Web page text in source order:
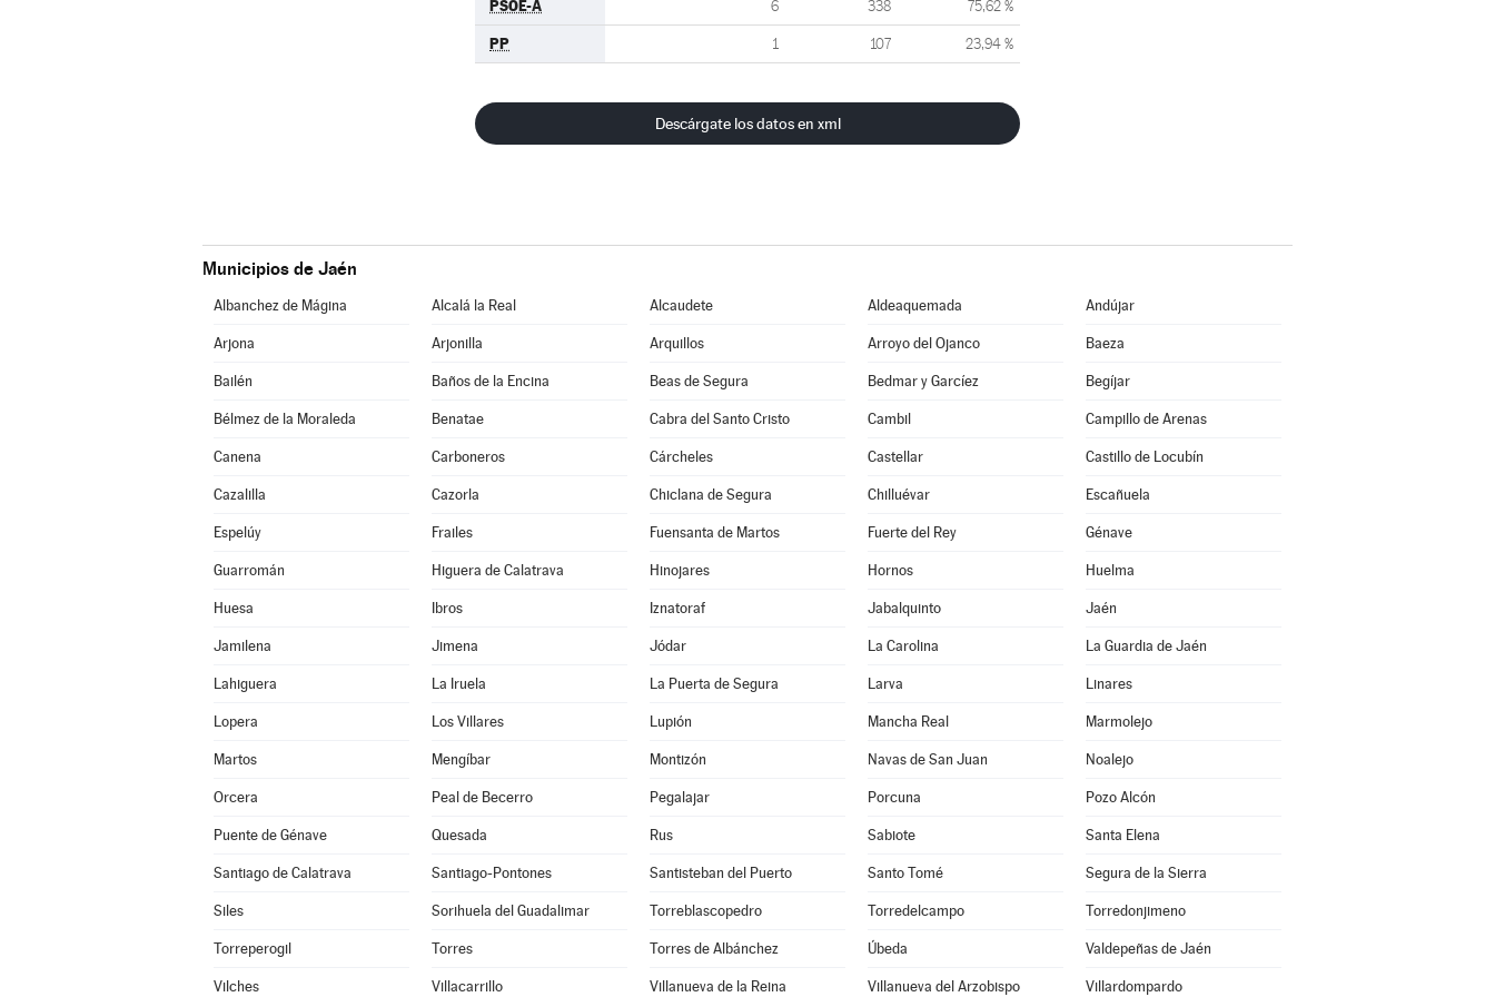
PSOE-A 6 338 75,62 %
PP 1 107 23,94 %
Descárgate los datos en xml
Municipios de Jaén
Albanchez de Mágina Alcalá la Real Alcaudete Aldeaquemada Andújar
Arjona Arjonilla Arquillos Arroyo del Ojanco Baeza
Bailén Baños de la Encina Beas de Segura Bedmar y Garcíez Begíjar
Bélmez de la Moraleda Benatae Cabra del Santo Cristo Cambil Campillo de Arenas
Canena Carboneros Cárcheles Castellar Castillo de Locubín
Cazalilla Cazorla Chiclana de Segura Chilluévar Escañuela
Espelúy Frailes Fuensanta de Martos Fuerte del Rey Génave
Guarromán Higuera de Calatrava Hinojares Hornos Huelma
Huesa Ibros Iznatoraf Jabalquinto Jaén
Jamilena Jimena Jódar La Carolina La Guardia de Jaén
Lahiguera La Iruela La Puerta de Segura Larva Linares
Lopera Los Villares Lupión Mancha Real Marmolejo
Martos Mengíbar Montizón Navas de San Juan Noalejo
Orcera Peal de Becerro Pegalajar Porcuna Pozo Alcón
Puente de Génave Quesada Rus Sabiote Santa Elena
Santiago de Calatrava Santiago-Pontones Santisteban del Puerto Santo Tomé Segura de la Sierra
Siles Sorihuela del Guadalimar Torreblascopedro Torredelcampo Torredonjimeno
Torreperogil Torres Torres de Albánchez Úbeda Valdepeñas de Jaén
Vilches Villacarrillo Villanueva de la Reina Villanueva del Arzobispo Villardompardo